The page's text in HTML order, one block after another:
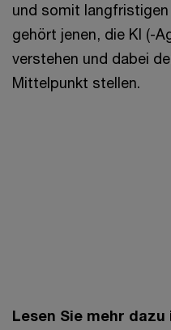
und somit
gehört jenen, die KI (-
verstehen und dabei
Mittelpunkt stellen.
Lesen Sie mehr